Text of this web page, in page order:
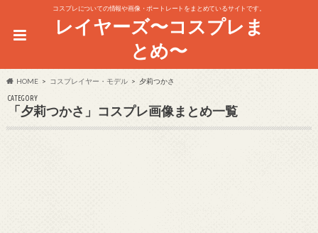
コスプレについての情報や画像・ポートレートをまとめているサイトです。
レイヤーズ〜コスプレま
とめ〜
HOME コスプレイヤー・モデル 夕莉つかさ
CATEGORY
「夕莉つかさ」コスプレ画像まとめ一覧